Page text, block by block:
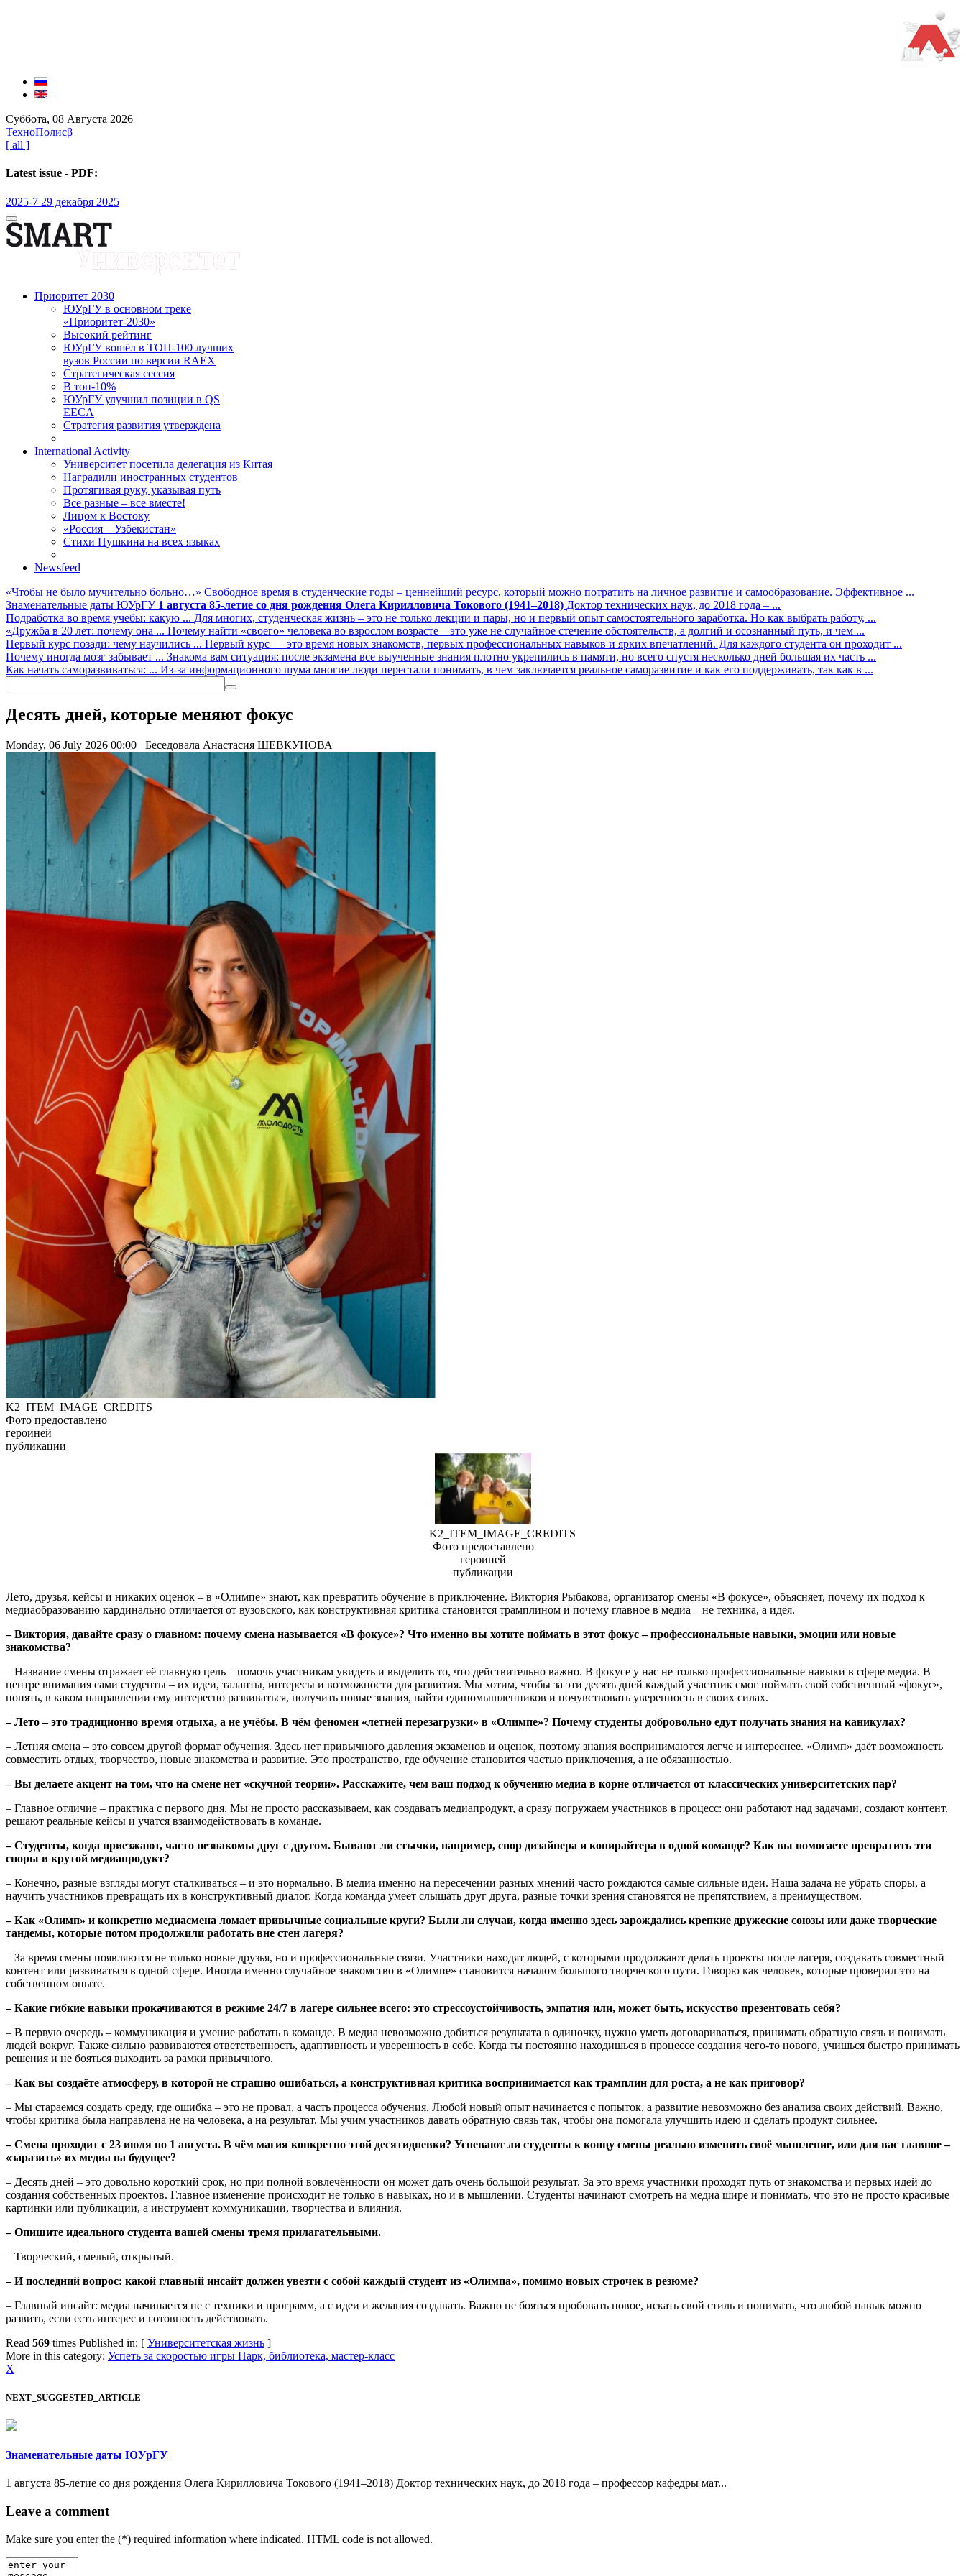
Суббота, 08 Августа 2026
ТехноПолисβ
[ all ]
Latest issue - PDF:
2025-7 29 декабря 2025
Приоритет 2030
ЮУрГУ в основном треке
«Приоритет-2030»
Высокий рейтинг
ЮУрГУ вошёл в ТОП-100 лучших
вузов России по версии RAEX
Стратегическая сессия
В топ-10%
ЮУрГУ улучшил позиции в QS
EECA
Стратегия развития утверждена
International Activity
Университет посетила делегация из Китая
Наградили иностранных студентов
Протягивая руку, указывая путь
Все разные – все вместе!
Лицом к Востоку
«Россия – Узбекистан»
Стихи Пушкина на всех языках
Newsfeed
«Чтобы не было мучительно больно…» Свободное время в студенческие годы – ценнейший ресурс, который можно потратить на личное развитие и самообразование. Эффективное ...
Знаменательные даты ЮУрГУ 1 августа 85-летие со дня рождения Олега Кирилловича Токового (1941–2018) Доктор технических наук, до 2018 года – ...
Подработка во время учебы: какую ... Для многих, студенческая жизнь – это не только лекции и пары, но и первый опыт самостоятельного заработка. Но как выбрать работу, ...
«Дружба в 20 лет: почему она ... Почему найти «своего» человека во взрослом возрасте – это уже не случайное стечение обстоятельств, а долгий и осознанный путь, и чем ...
Первый курс позади: чему научились ... Первый курс — это время новых знакомств, первых профессиональных навыков и ярких впечатлений. Для каждого студента он проходит ...
Почему иногда мозг забывает ... Знакома вам ситуация: после экзамена все выученные знания плотно укрепились в памяти, но всего спустя несколько дней большая их часть ...
Как начать саморазвиваться: ... Из-за информационного шума многие люди перестали понимать, в чем заключается реальное саморазвитие и как его поддерживать, так как в ...
Десять дней, которые меняют фокус
Monday, 06 July 2026 00:00 Беседовала Анастасия ШЕВКУНОВА
K2_ITEM_IMAGE_CREDITS
Фото предоставлено
героиней
публикации
K2_ITEM_IMAGE_CREDITS
Фото предоставлено
героиней
публикации
Лето, друзья, кейсы и никаких оценок – в «Олимпе» знают, как превратить обучение в приключение. Виктория Рыбакова, организатор смены «В фокусе», объясняет, почему их подход к
медиаобразованию кардинально отличается от вузовского, как конструктивная критика становится трамплином и почему главное в медиа – не техника, а идея.
– Виктория, давайте сразу о главном: почему смена называется «В фокусе»? Что именно вы хотите поймать в этот фокус – профессиональные навыки, эмоции или новые
знакомства?
– Название смены отражает её главную цель – помочь участникам увидеть и выделить то, что действительно важно. В фокусе у нас не только профессиональные навыки в сфере медиа. В
центре внимания сами студенты – их идеи, таланты, интересы и возможности для развития. Мы хотим, чтобы за эти десять дней каждый участник смог поймать свой собственный «фокус»,
понять, в каком направлении ему интересно развиваться, получить новые знания, найти единомышленников и почувствовать уверенность в своих силах.
– Лето – это традиционно время отдыха, а не учёбы. В чём феномен «летней перезагрузки» в «Олимпе»? Почему студенты добровольно едут получать знания на каникулах?
– Летняя смена – это совсем другой формат обучения. Здесь нет привычного давления экзаменов и оценок, поэтому знания воспринимаются легче и интереснее. «Олимп» даёт возможность
совместить отдых, творчество, новые знакомства и развитие. Это пространство, где обучение становится частью приключения, а не обязанностью.
– Вы делаете акцент на том, что на смене нет «скучной теории». Расскажите, чем ваш подход к обучению медиа в корне отличается от классических университетских пар?
– Главное отличие – практика с первого дня. Мы не просто рассказываем, как создавать медиапродукт, а сразу погружаем участников в процесс: они работают над задачами, создают контент,
решают реальные кейсы и учатся взаимодействовать в команде.
– Студенты, когда приезжают, часто незнакомы друг с другом. Бывают ли стычки, например, спор дизайнера и копирайтера в одной команде? Как вы помогаете превратить эти
споры в крутой медиапродукт?
– Конечно, разные взгляды могут сталкиваться – и это нормально. В медиа именно на пересечении разных мнений часто рождаются самые сильные идеи. Наша задача не убрать споры, а
научить участников превращать их в конструктивный диалог. Когда команда умеет слышать друг друга, разные точки зрения становятся не препятствием, а преимуществом.
– Как «Олимп» и конкретно медиасмена ломает привычные социальные круги? Были ли случаи, когда именно здесь зарождались крепкие дружеские союзы или даже творческие
тандемы, которые потом продолжили работать вне стен лагеря?
– За время смены появляются не только новые друзья, но и профессиональные связи. Участники находят людей, с которыми продолжают делать проекты после лагеря, создавать совместный
контент или развиваться в одной сфере. Иногда именно случайное знакомство в «Олимпе» становится началом большого творческого пути. Говорю как человек, которые проверил это на
собственном опыте.
– Какие гибкие навыки прокачиваются в режиме 24/7 в лагере сильнее всего: это стрессоустойчивость, эмпатия или, может быть, искусство презентовать себя?
– В первую очередь – коммуникация и умение работать в команде. В медиа невозможно добиться результата в одиночку, нужно уметь договариваться, принимать обратную связь и понимать
людей вокруг. Также сильно развиваются ответственность, адаптивность и уверенность в себе. Когда ты постоянно находишься в процессе создания чего-то нового, учишься быстро принимать
решения и не бояться выходить за рамки привычного.
– Как вы создаёте атмосферу, в которой не страшно ошибаться, а конструктивная критика воспринимается как трамплин для роста, а не как приговор?
– Мы стараемся создать среду, где ошибка – это не провал, а часть процесса обучения. Любой новый опыт начинается с попыток, а развитие невозможно без анализа своих действий. Важно,
чтобы критика была направлена не на человека, а на результат. Мы учим участников давать обратную связь так, чтобы она помогала улучшить идею и сделать продукт сильнее.
– Смена проходит с 23 июля по 1 августа. В чём магия конкретно этой десятидневки? Успевают ли студенты к концу смены реально изменить своё мышление, или для вас главное –
«заразить» их медиа на будущее?
– Десять дней – это довольно короткий срок, но при полной вовлечённости он может дать очень большой результат. За это время участники проходят путь от знакомства и первых идей до
создания собственных проектов. Главное изменение происходит не только в навыках, но и в мышлении. Студенты начинают смотреть на медиа шире и понимать, что это не просто красивые
картинки или публикации, а инструмент коммуникации, творчества и влияния.
– Опишите идеального студента вашей смены тремя прилагательными.
– Творческий, смелый, открытый.
– И последний вопрос: какой главный инсайт должен увезти с собой каждый студент из «Олимпа», помимо новых строчек в резюме?
– Главный инсайт: медиа начинается не с техники и программ, а с идеи и желания создавать. Важно не бояться пробовать новое, искать свой стиль и понимать, что любой навык можно
развить, если есть интерес и готовность действовать.
Read 569 times Published in: [ Университетская жизнь ]
More in this category: Успеть за скоростью игры Парк, библиотека, мастер-класс
X
NEXT_SUGGESTED_ARTICLE
Знаменательные даты ЮУрГУ
1 августа 85-летие со дня рождения Олега Кирилловича Токового (1941–2018) Доктор технических наук, до 2018 года – профессор кафедры мат...
Leave a comment
Make sure you enter the (*) required information where indicated. HTML code is not allowed.